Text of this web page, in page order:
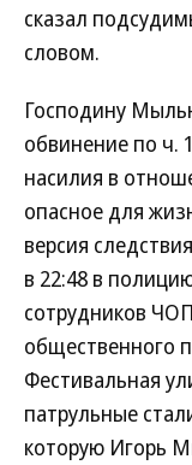
сказал
словом.
Господину
обвинение по ч.
насилия в
опасное для
версия
в 22:48 в
сотрудников
общественного
Фестивальная
патрульные
которую Игорь